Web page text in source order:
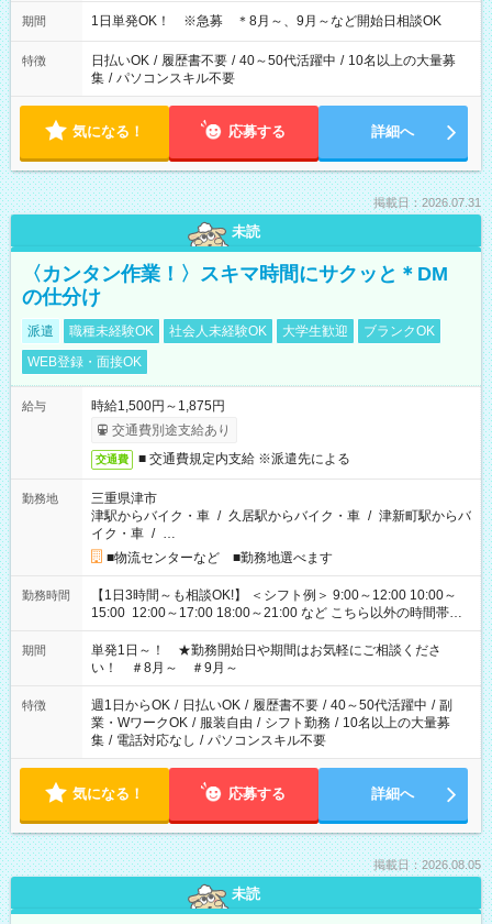
期間 1日単発OK！ ※急募 ＊8月～、9月～など開始日相談OK
特徴 日払いOK / 履歴書不要 / 40～50代活躍中 / 10名以上の大量募
集 / パソコンスキル不要
気になる！ 応募する 詳細へ
掲載日：2026.07.31
未読
〈カンタン作業！〉スキマ時間にサクッと＊DM
の仕分け
派遣 職種未経験OK 社会人未経験OK 大学生歓迎
ブランクOK
WEB登録・面接OK
給与
時給1,500円～1,875円
交通費別途支給あり
交通費 ■ 交通費規定内支給 ※派遣先による
勤務地
三重県津市
津駅からバイク・車 / 久居駅からバイク・車 / 津新町駅からバ
イク・車 / …
■物流センターなど ■勤務地選べます
勤務時間
【1日3時間～も相談OK!】 ＜シフト例＞ 9:00～12:00 10:00～
15:00 12:00～17:00 18:00～21:00 など こちら以外の時間帯も
お気軽にご相談ください！
期間
単発1日～！ ★勤務開始日や期間はお気軽にご相談くださ
い！ ＃8月～ ＃9月～
特徴 週1日からOK / 日払いOK / 履歴書不要 / 40～50代活躍中 / 副
業・WワークOK / 服装自由 / シフト勤務 / 10名以上の大量募
集 / 電話対応なし / パソコンスキル不要
気になる！ 応募する 詳細へ
掲載日：2026.08.05
未読